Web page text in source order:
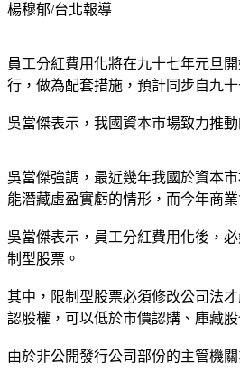
楊穆郁/台北報導
員工分紅費用化將在九十七年元旦
行，做為配套措施，預計同步自九十
吳當傑表示，我國資本市場致力推
吳當傑強調，最近幾年我國於資本
能潛藏虛盈實虧的情形，而今年商
吳當傑表示，員工分紅費用化後，
制型股票。
其中，限制型股票必須修改公司法
認股權，可以低於市價認購、庫藏
由於非公開發行公司部份的主管機